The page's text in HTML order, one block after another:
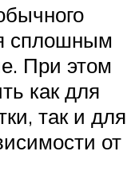
сплошным
При этом
как для
так и для
от